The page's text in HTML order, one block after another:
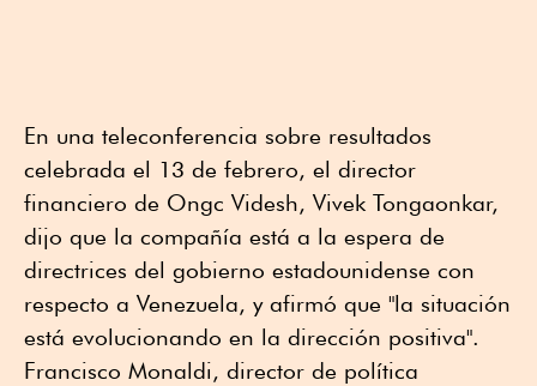
En una teleconferencia sobre resultados
celebrada el 13 de febrero, el director
financiero de Ongc Videsh, Vivek Tongaonkar,
dijo que la compañía está a la espera de
directrices del gobierno estadounidense con
respecto a Venezuela, y afirmó que "la situación
está evolucionando en la dirección positiva".
Francisco Monaldi, director de política